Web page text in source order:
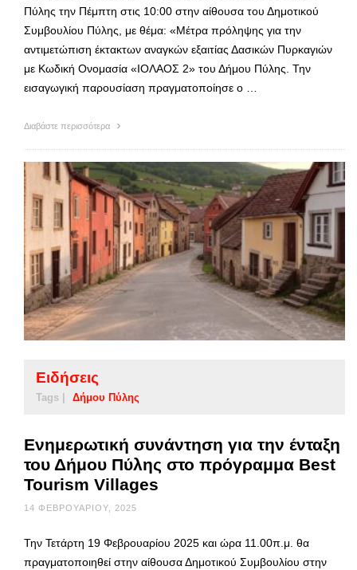
Πύλης την Πέμπτη στις 10:00 στην αίθουσα του Δημοτικού
Συμβουλίου Πύλης, με θέμα: «Μέτρα πρόληψης για την
αντιμετώπιση έκτακτων αναγκών εξαιτίας Δασικών Πυρκαγιών
με Κωδική Ονομασία «ΙΟΛΑΟΣ 2» του Δήμου Πύλης. Την
εισαγωγική παρουσίαση πραγματοποίησε ο …
Διαβάστε περισσότερα
Ειδήσεις
Tags | Δήμου Πύλης
Ενημερωτική συνάντηση για την ένταξη
του Δήμου Πύλης στο πρόγραμμα Best
Tourism Villages
14 ΦΕΒΡΟΥΑΡΊΟΥ, 2025
Την Τετάρτη 19 Φεβρουαρίου 2025 και ώρα 11.00π.μ. θα
πραγματοποιηθεί στην αίθουσα Δημοτικού Συμβουλίου στην